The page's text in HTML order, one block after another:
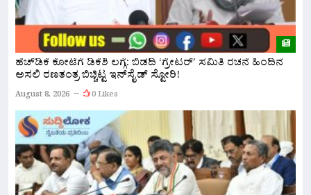
ಹೆಚ್‌ಡಿಕೆ ಕೋಟೆಗೆ ಡಿಕೆಶಿ ಲಗ್ಗೆ: ಬಿಡದಿ ‘ಗ್ರೇಟರ್‌’ ಸಮಿತಿ ರಚನೆ ಹಿಂದಿನ
ಅಸಲಿ ರಣತಂತ್ರ ಬಿಚ್ಚಿಟ್ಟ ಇನ್‌ಸೈಡ್ ಸ್ಟೋರಿ!
August 8, 2026 0 Likes